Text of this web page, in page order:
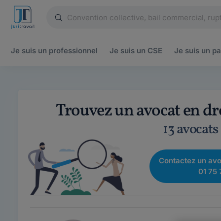
Je suis un professionnel Je suis un CSE Je suis un
Trouvez un avocat en
13
Contactez un
01 75